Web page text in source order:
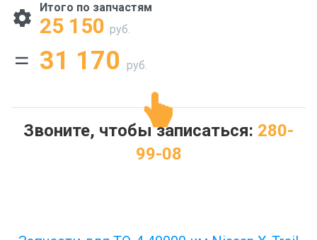
Итого по запчастям
25 150 руб.
31 170 руб.
Звоните, чтобы записаться: 280-
99-08